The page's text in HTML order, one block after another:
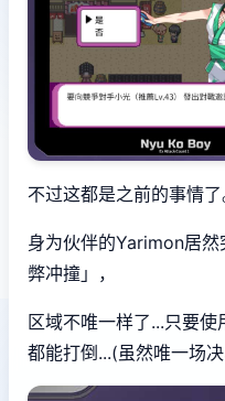
不过这都是之前的事情了
身为伙伴的Yarimon居
弊冲撞」，
区域不唯一样了...只要
都能打倒...(虽然唯一场